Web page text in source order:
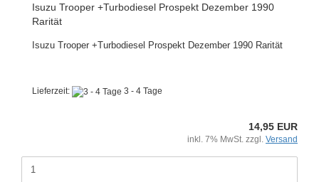
Isuzu Trooper +Turbodiesel Prospekt Dezember 1990
Rarität
Isuzu Trooper +Turbodiesel Prospekt Dezember 1990 Rarität
Lieferzeit: 3 - 4 Tage
14,95 EUR
inkl. 7% MwSt. zzgl. Versand